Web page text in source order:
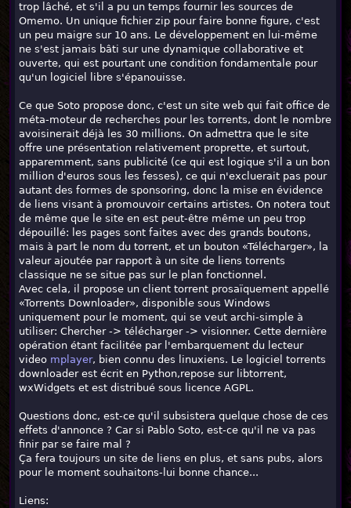
trop lâché, et s'il a pu un temps fournir les sources de
Omemo. Un unique fichier zip pour faire bonne figure, c'est
un peu maigre sur 10 ans. Le développement en lui-même
ne s'est jamais bâti sur une dynamique collaborative et
ouverte, qui est pourtant une condition fondamentale pour
qu'un logiciel libre s'épanouisse.
Ce que Soto propose donc, c'est un site web qui fait office de
méta-moteur de recherches pour les torrents, dont le nombre
avoisinerait déjà les 30 millions. On admettra que le site
offre une présentation relativement proprette, et surtout,
apparemment, sans publicité (ce qui est logique s'il a un bon
million d'euros sous les fesses), ce qui n'excluerait pas pour
autant des formes de sponsoring, donc la mise en évidence
de liens visant à promouvoir certains artistes. On notera tout
de même que le site en est peut-être même un peu trop
dépouillé: les pages sont faites avec des grands boutons,
mais à part le nom du torrent, et un bouton «Télécharger», la
valeur ajoutée par rapport à un site de liens torrents
classique ne se situe pas sur le plan fonctionnel.
Avec cela, il propose un client torrent prosaïquement appellé
«Torrents Downloader», disponible sous Windows
uniquement pour le moment, qui se veut archi-simple à
utiliser: Chercher -> télécharger -> visionner. Cette dernière
opération étant facilitée par l'embarquement du lecteur
video mplayer, bien connu des linuxiens. Le logiciel torrents
downloader est écrit en Python,repose sur libtorrent,
wxWidgets et est distribué sous licence AGPL.
Questions donc, est-ce qu'il subsistera quelque chose de ces
effets d'annonce ? Car si Pablo Soto, est-ce qu'il ne va pas
finir par se faire mal ?
Ça fera toujours un site de liens en plus, et sans pubs, alors
pour le moment souhaitons-lui bonne chance...
Liens: